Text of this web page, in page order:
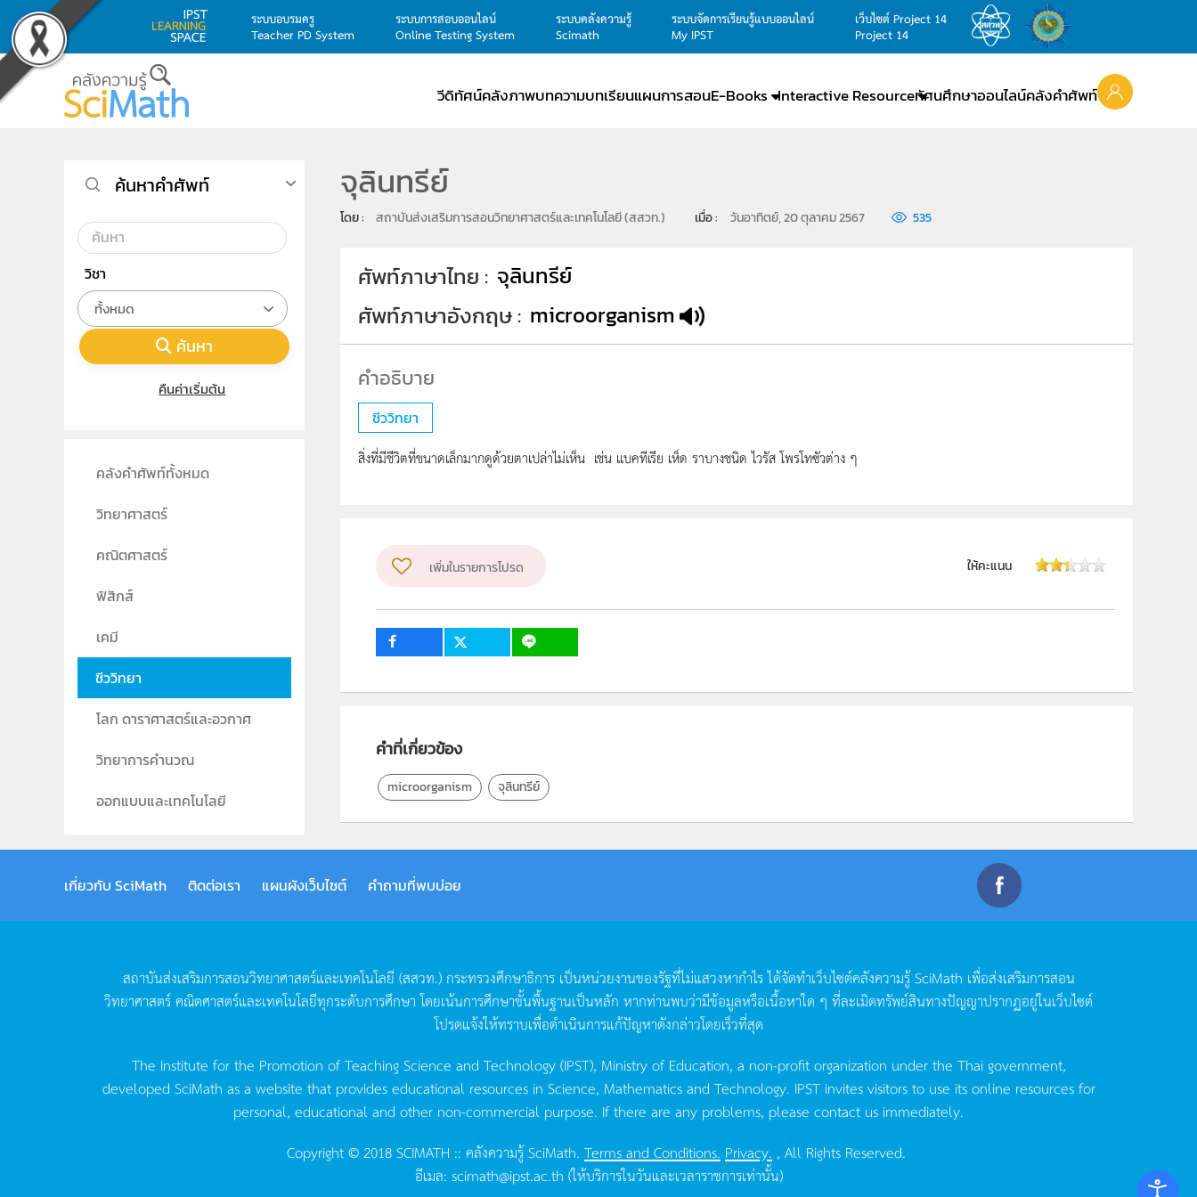
Skip to main content
ระบบอบรมครู
Teacher PD System
ระบบการสอบออนไลน์
Online Testing System
ระบบคลังความรู้
Scimath
ระบบจัดการเรียนรู้แบบออนไลน์
My IPST
เว็บไซต์ Project 14
Project 14
วีดิทัศน์คลังภาพบทความบทเรียนแผนการสอนE-Books Interactive Resourceทัศนศึกษาออนไลน์คลังคำศัพท์
จุลินทรีย์
โดย : สถาบันส่งเสริมการสอนวิทยาศาสตร์และเทคโนโลยี (สสวท.) เมื่อ : วันอาทิตย์, 20 ตุลาคม 2567 535
ศัพท์ภาษาไทย
จุลินทรีย์
ศัพท์ภาษาอังกฤษ microorganism
ชีววิทยา
สิ่งที่มีชีวิตที่ขนาดเล็กมากดูด้วยตาเปล่าไม่เห็น เช่น แบคทีเรีย เห็ด ราบางชนิด ไวรัส โพรโทซัวต่าง ๆ
เพิ่มในรายการโปรด ให้คะแนน
คำที่เกี่ยวข้อง
microorganism จุลินทรีย์
ค้นหาคำศัพท์
วิชา
ทั้งหมด
ค้นหา
คืนค่าเริ่มต้น
คลังคำศัพท์ทั้งหมด
วิทยาศาสตร์
คณิตศาสตร์
ฟิสิกส์
เคมี
ชีววิทยา
โลก ดาราศาสตร์และอวกาศ
วิทยาการคำนวณ
ออกแบบและเทคโนโลยี
เกี่ยวกับ SciMath ติดต่อเรา แผนผังเว็บไซต์ คำถามที่พบบ่อย
สถาบันส่งเสริมการสอนวิทยาศาสตร์และเทคโนโลยี (สสวท.) กระทรวงศึกษาธิการ เป็นหน่วยงานของรัฐที่ไม่แสวงหากำไรได้จัดทำเว็บไซต์คลังความรู้SciMath เพื่อส่งเสริมการสอน
วิทยาศาสตร์คณิตศาสตร์และเทคโนโลยีทุกระดับการศึกษา โดยเน้นการศึกษาขั้นพื้นฐานเป็นหลัก หากท่านพบว่ามีข้อมูลหรือเนื้อหาใด ๆ ที่ละเมิดทรัพย์สินทางปัญญาปรากฏอยู่ในเว็บไซต์
โปรดแจ้งให้ทราบเพื่อดำเนินการแก้ปัญหาดังกล่าวโดยเร็วที่สุด
The Institute for the Promotion of Teaching Science and Technology (IPST), Ministry of Education, a non-profit organization under the Thai government,
developed SciMath as a website that provides educational resources in Science, Mathematics and Technology. IPST invites visitors to use its online resources for
personal, educational and other non-commercial purpose. If there are any problems, please contact us immediately.
Copyright © 2018 SCIMATH :: คลังความรู้ SciMath.Terms and Conditions. Privacy. , All Rights Reserved.
อีเมล: scimath@ipst.ac.th (ให้บริการในวันและเวลาราชการเท่านั้น)